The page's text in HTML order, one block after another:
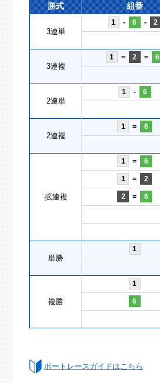
勝式 組番
3連単
1 - 6 - 2
3連複
1 = 2 = 6
2連単
1 - 6
2連複
1 = 6
拡連複
1 = 6
1 = 2
2 = 6
単勝
1
複勝
1
6
ボートレースガイドはこちら